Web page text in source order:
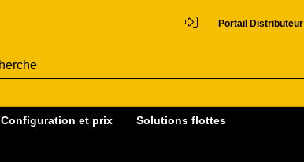
Portail Distributeur
Configuration et prix Solutions flottes